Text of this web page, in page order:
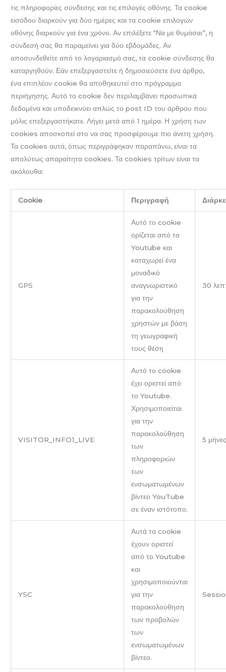
τις πληροφορίες σύνδεσης και τις επιλογές οθόνης. Τα cookie
εισόδου διαρκούν για δύο ημέρες και τα cookie επιλογών
οθόνης διαρκούν για ένα χρόνο. Αν επιλέξετε “Να με θυμάσαι”, η
σύνδεσή σας θα παραμείνει για δύο εβδομάδες. Αν
αποσυνδεθείτε από το λογαριασμό σας, τα cookie σύνδεσης θα
καταργηθούν. Εάν επεξεργαστείτε ή δημοσιεύσετε ένα άρθρο,
ένα επιπλέον cookie θα αποθηκευτεί στο πρόγραμμα
περιήγησης. Αυτό το cookie δεν περιλαμβάνει προσωπικά
δεδομένα και υποδεικνύει απλώς το post ID του άρθρου που
μόλις επεξεργαστήκατε. Λήγει μετά από 1 ημέρα. Η χρήση των
cookies αποσκοπεί στο να σας προσφέρουμε πιο άνετη χρήση.
Τα cookies αυτά, όπως περιγράφηκαν παραπάνω, είναι τα
απολύτως απαραίτητα cookies. Τα cookies τρίτων είναι τα
ακόλουθα:
Cookie Περιγραφή
GPS
Αυτό το cookie
ορίζεται από το
Youtube και
καταχωρεί ένα
μοναδικό
αναγνωριστικό
για την
παρακολούθηση
χρηστών με βάση
τη γεωγραφική
τους θέση
30
VISITOR_INFO1_LIVE
Αυτό το cookie
έχει οριστεί από
το Youtube.
Χρησιμοποιείται
για την
παρακολούθηση
των
πληροφοριών
των
ενσωματωμένων
βίντεο YouTube
σε έναν ιστότοπο.
5 μήνες
YSC
Αυτά τα cookie
έχουν οριστεί
από το Youtube
και
χρησιμοποιούνται
για την
παρακολούθηση
των προβολών
των
ενσωματωμένων
βίντεο.